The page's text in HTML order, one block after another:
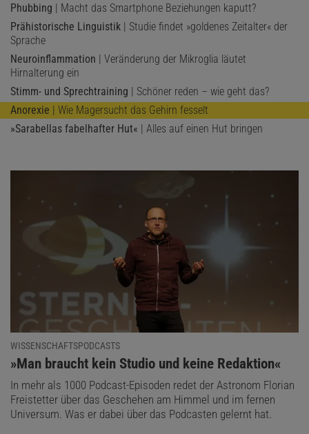
Phubbing | Macht das Smartphone Beziehungen kaputt?
Prähistorische Linguistik | Studie findet »goldenes Zeitalter« der
Sprache
Neuroinflammation | Veränderung der Mikroglia läutet
Hirnalterung ein
Stimm- und Sprechtraining | Schöner reden – wie geht das?
Anorexie | Wie Magersucht das Gehirn fesselt
»Sarabellas fabelhafter Hut« | Alles auf einen Hut bringen
WISSENSCHAFTSPODCASTS
:
»Man braucht kein Studio und keine Redaktion«
In mehr als 1000 Podcast-Episoden redet der Astronom Florian
Freistetter über das Geschehen am Himmel und im fernen
Universum. Was er dabei über das Podcasten gelernt hat.